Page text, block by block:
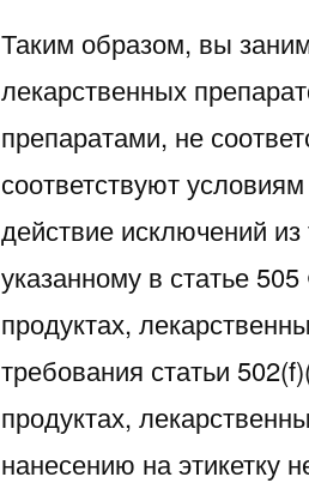
Таким образом, вы
лекарственных
препаратами, не
соответствуют
действие исключений
указанному в статье
продуктах,
требования статьи
продуктах,
нанесению на этикетку